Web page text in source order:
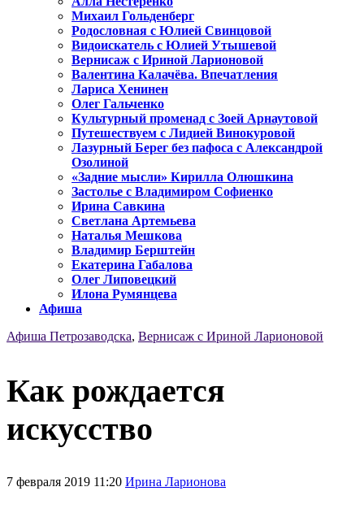
Михаил Гольденберг
Родословная с Юлией Свинцовой
Видоискатель с Юлией Утышевой
Вернисаж с Ириной Ларионовой
Валентина Калачёва. Впечатления
Лариса Хенинен
Олег Гальченко
Культурный променад с Зоей Арнаутовой
Путешествуем с Лидией Винокуровой
Лазурный Берег без пафоса с Александрой
Озолиной
«Задние мысли» Кирилла Олюшкина
Застолье с Владимиром Софиенко
Ирина Савкина
Светлана Артемьева
Наталья Мешкова
Владимир Берштейн
Екатерина Габалова
Олег Липовецкий
Илона Румянцева
Афиша
Афиша Петрозаводска, Вернисаж с Ириной Ларионовой
Как рождается
искусство
7 февраля 2019 11:20 Ирина Ларионова